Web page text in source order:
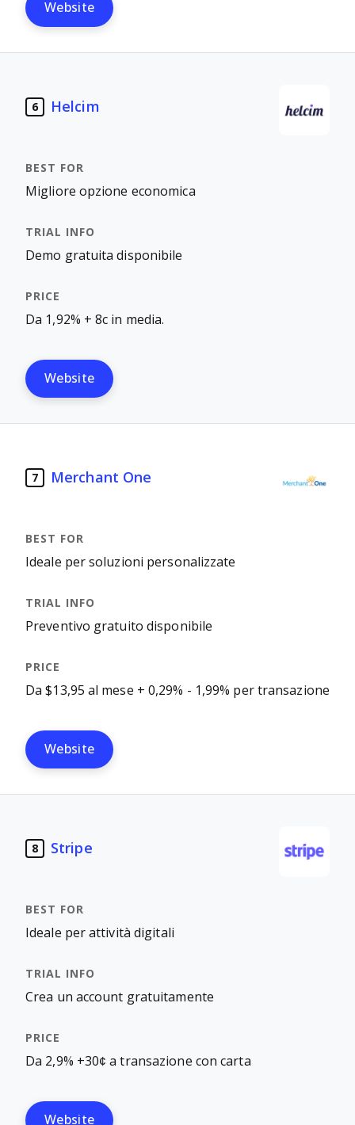
Website
6 Helcim
Migliore opzione economica
Demo gratuita disponibile
Da 1,92% + 8c in media.
Website
7 Merchant One
Ideale per soluzioni personalizzate
Preventivo gratuito disponibile
Da $13,95 al mese + 0,29% - 1,99% per transazione
Website
8 Stripe
Ideale per attività digitali
Crea un account gratuitamente
Da 2,9% +30¢ a transazione con carta
Website